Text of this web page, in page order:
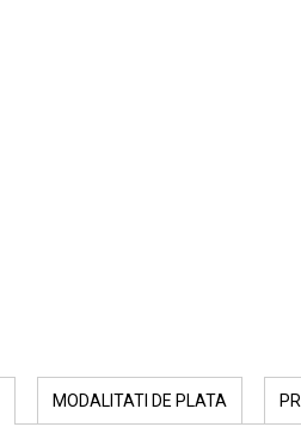
MODALITATI DE PLATA